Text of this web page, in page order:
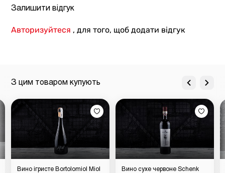
Залишити відгук
Авторизуйтеся , для того, щоб додати відгук
З цим товаром купують
Вино ігристе Bortolomiol Miol
Вино сухе червоне Schenk